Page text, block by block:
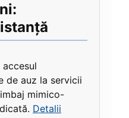
de auz la servicii
mimico-
Detalii